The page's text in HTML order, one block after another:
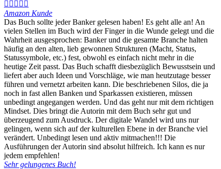
    
Amazon Kunde
Das Buch sollte jeder Banker gelesen haben! Es geht alle an! An
vielen Stellen im Buch wird der Finger in die Wunde gelegt und die
Wahrheit ausgesprochen: Banker und die gesamte Branche halten
häufig an den alten, lieb gewonnen Strukturen (Macht, Status,
Statussymbole, etc.) fest, obwohl es einfach nicht mehr in die
heutige Zeit passt. Das Buch schafft diesbezüglich Bewusstsein und
liefert aber auch Ideen und Vorschläge, wie man heutzutage besser
führen und vernetzt arbeiten kann. Die beschriebenen Silos, die ja
noch in fast allen Banken und Sparkassen existieren, müssen
unbedingt angegangen werden. Und das geht nur mit dem richtigen
Mindset. Dies bringt die Autorin mit dem Buch sehr gut und
überzeugend zum Ausdruck. Der digitale Wandel wird uns nur
gelingen, wenn sich auf der kulturellen Ebene in der Branche viel
verändert. Unbedingt lesen und aktiv mitmachen!!! Die
Ausführungen der Autorin sind absolut hilfreich. Ich kann es nur
jedem empfehlen!
Sehr gelungenes Buch!